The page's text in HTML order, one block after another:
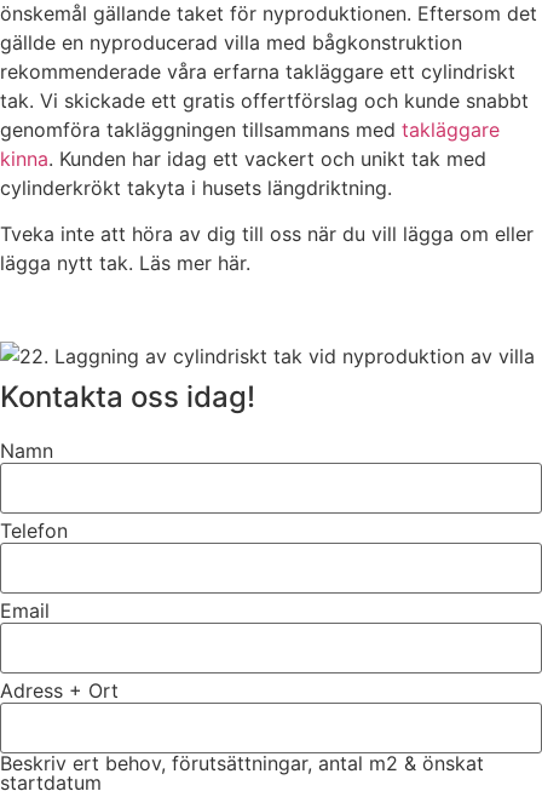
önskemål gällande taket för nyproduktionen. Eftersom det
gällde en nyproducerad villa med bågkonstruktion
rekommenderade våra erfarna takläggare ett cylindriskt
tak. Vi skickade ett gratis offertförslag och kunde snabbt
genomföra takläggningen tillsammans med takläggare
kinna. Kunden har idag ett vackert och unikt tak med
cylinderkrökt takyta i husets längdriktning.
Tveka inte att höra av dig till oss när du vill lägga om eller
lägga nytt tak. Läs mer här.
Kontakta oss idag!
Namn
Telefon
Email
Adress + Ort
Beskriv ert behov, förutsättningar, antal m2 & önskat
startdatum